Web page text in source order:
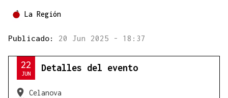
La Región
Publicado: 20 Jun 2025 - 18:37
22
JUN
Detalles del evento
Celanova